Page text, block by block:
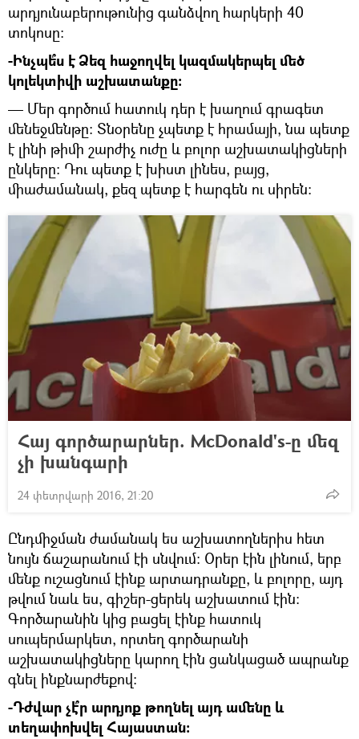
արդյունաբերութունից գանձվող հարկերի 40
տոկոսը:
-Ինչպե՞ս է Ձեզ հաջողվել կազմակերպել մեծ
կոլեկտիվի աշխատանքը:
— Մեր գործում հատուկ դեր է խաղում գրագետ
մենեջմենթը: Տնօրենը չպետք է հրամայի, նա պետք
է լինի թիմի շարժիչ ուժը և բոլոր աշխատակիցների
ընկերը: Դու պետք է խիստ լինես, բայց,
միաժամանակ, քեզ պետք է հարգեն ու սիրեն:
Հայ գործարարներ. McDonald's-ը մեզ
չի խանգարի
24 փետրվարի 2016, 21:20
Ընդմիջման ժամանակ ես աշխատողներիս հետ
նույն ճաշարանում էի սնվում: Օրեր էին լինում, երբ
մենք ուշացնում էինք արտադրանքը, և բոլորը, այդ
թվում նաև ես, գիշեր-ցերեկ աշխատում էին:
Գործարանին կից բացել էինք հատուկ
սուպերմարկետ, որտեղ գործարանի
աշխատակիցները կարող էին ցանկացած ապրանք
գնել ինքնարժեքով:
-Դժվար չէ՞ր արդյոք թողնել այդ ամենը և
տեղափոխվել Հայաստան: